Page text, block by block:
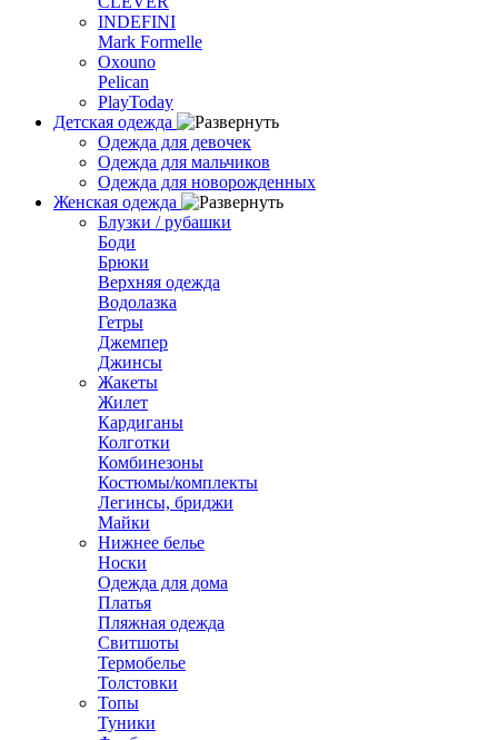
INDEFINI
Mark Formelle
Oxouno
Pelican
PlayToday
Детская одежда
Одежда для девочек
Одежда для мальчиков
Одежда для новорожденных
Женская одежда
Блузки / рубашки
Боди
Брюки
Верхняя одежда
Водолазка
Гетры
Джемпер
Джинсы
Жакеты
Жилет
Кардиганы
Колготки
Комбинезоны
Костюмы/комплекты
Легинсы, бриджи
Майки
Нижнее белье
Носки
Одежда для дома
Платья
Пляжная одежда
Свитшоты
Термобелье
Толстовки
Топы
Туники